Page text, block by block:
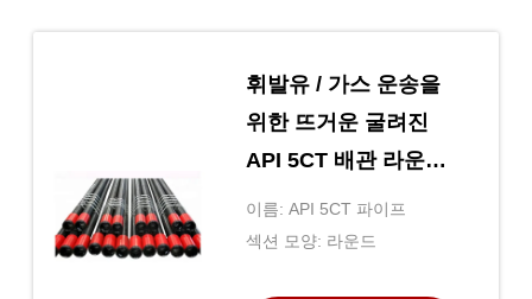
휘발유 / 가스 운송을
위한 뜨거운 굴려진
API 5CT 배관 라운드
부 모양이름: API 5CT 파이프
섹션 모양: 라운드